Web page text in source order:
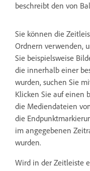
beschreibt den von
Sie können die
Ordnern verwenden,
Sie beispielsweise
die innerhalb einer
wurden, suchen Sie
Klicken Sie auf einen
die Mediendateien
die
im angegebenen
wurden.
Wird in der Zeitleiste